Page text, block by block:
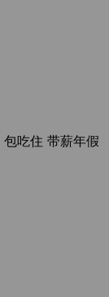
包吃住 带薪年假